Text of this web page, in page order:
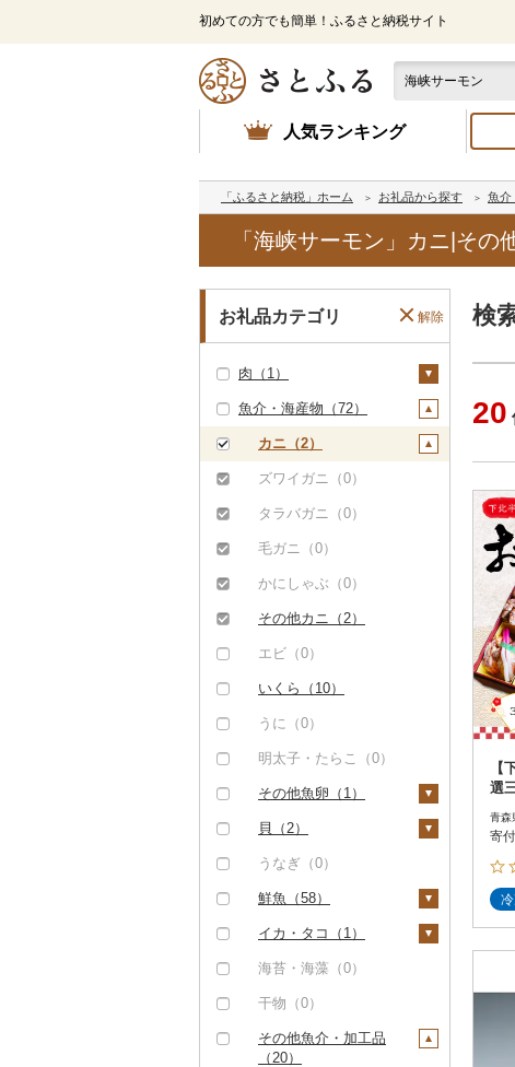
初めての方でも簡単！ふるさと納税サイト
人気ランキング
「ふるさと納税」ホーム お礼品から探す 魚介
「海峡サーモン」カニ|そ
お礼品カテゴリ 解除
肉（1）
牛肉（精肉）（0）
牛肉（加工品）（1）
ハンバーグ（0）
もつ鍋（0）
ローストビーフ（1）
ビーフジャーキー
（0）
豚肉（精肉）（0）
豚肉（加工品）（0）
鶏肉（0）
鹿肉（0）
馬肉（0）
羊肉・ラム肉（ジンギ
（0）
魚介・海産物（72）
カニ（2）
ズワイガニ（0）
タラバガニ（0）
毛ガニ（0）
かにしゃぶ（0）
その他カニ（2）
エビ（0）
いくら（10）
うに（0）
明太子・たらこ（0）
その他魚卵（1）
数の子（0）
からすみ（0）
キャビア（0）
その他魚卵（1）
貝（2）
帆立（ホタテ）（2）
鮑（アワビ）（1）
牡蠣（カキ）（0）
あさり（0）
しじみ（0）
サザエ（0）
うなぎ（0）
鮮魚（58）
鮭・サーモン（57）
マグロ（0）
イワシ（0）
カツオ（0）
イカ・タコ（1）
イカ（0）
タコ（0）
海苔・海藻（0）
干物（0）
その他魚介・加工品
（20）
検
20
【
選
牛/
こ
青森
寄